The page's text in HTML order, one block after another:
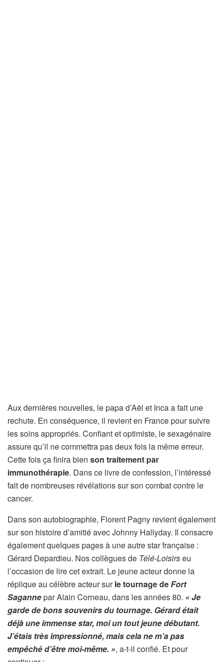
Aux dernières nouvelles, le papa d’Aël et Inca a fait une
rechute. En conséquence, il revient en France pour suivre
les soins appropriés. Confiant et optimiste, le sexagénaire
assure qu’il ne commettra pas deux fois la même erreur.
Cette fois ça finira bien son traitement par
immunothérapie. Dans ce livre de confession, l’intéressé
fait de nombreuses révélations sur son combat contre le
cancer.
Dans son autobiographie, Florent Pagny revient également
sur son histoire d’amitié avec Johnny Hallyday. Il consacre
également quelques pages à une autre star française :
Gérard Depardieu. Nos collègues de Télé-Loisirseu
l’occasion de lire cet extrait. Le jeune acteur donne la
réplique au célèbre acteur surle tournage deFort
Sagannepar Alain Corneau, dans les années 80. « Je
garde de bons souvenirs du tournage. Gérard était
déjà une immense star, moi un tout jeune débutant.
J’étais très impressionné, mais cela ne m’a pas
empêché d’être moi-même. », a-t-il confié. Et pour